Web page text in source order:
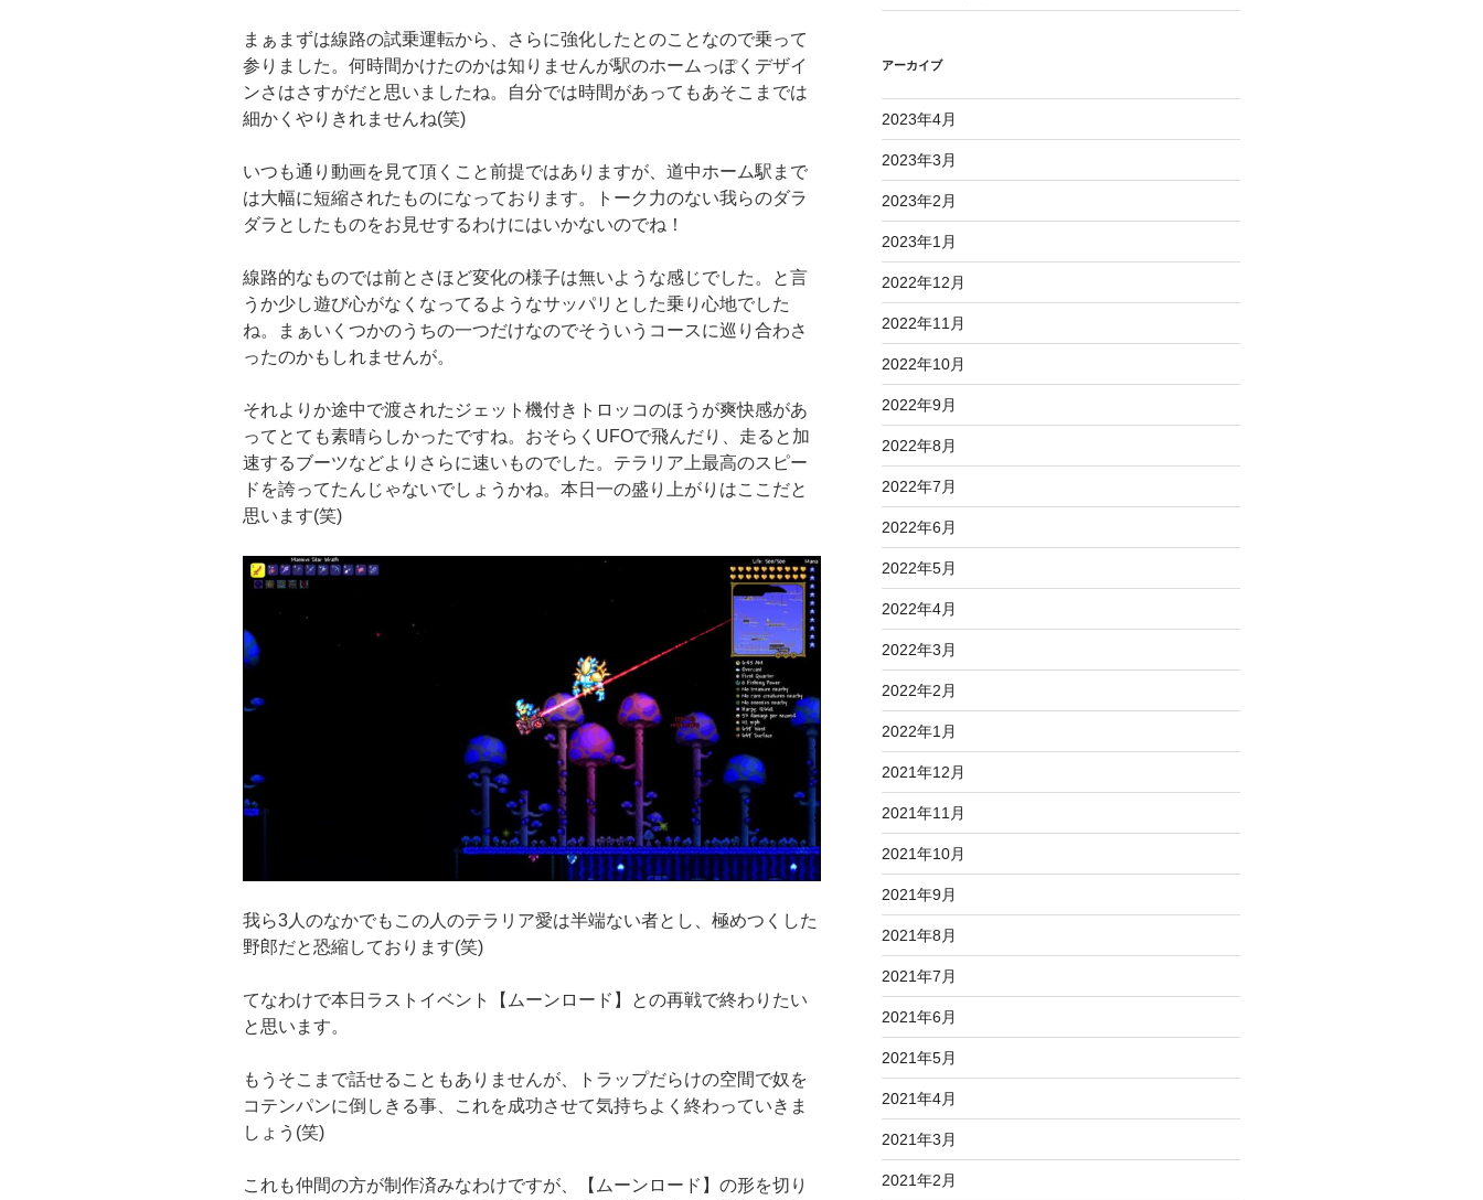
まぁまずは線路の試乗運転から、さらに強化したとのことなので乗って
参りました。何時間かけたのかは知りませんが駅のホームっぽくデザイ
ンさはさすがだと思いましたね。自分では時間があってもあそこまでは
細かくやりきれませんね(笑)
いつも通り動画を見て頂くこと前提ではありますが、道中ホーム駅まで
は大幅に短縮されたものになっております。トーク力のない我らのダラ
ダラとしたものをお見せするわけにはいかないのでね！
線路的なものでは前とさほど変化の様子は無いような感じでした。と言
うか少し遊び心がなくなってるようなサッパリとした乗り心地でした
ね。まぁいくつかのうちの一つだけなのでそういうコースに巡り合わさ
ったのかもしれませんが。
それよりか途中で渡されたジェット機付きトロッコのほうが爽快感があ
ってとても素晴らしかったですね。おそらくUFOで飛んだり、走ると加
速するブーツなどよりさらに速いものでした。テラリア上最高のスピー
ドを誇ってたんじゃないでしょうかね。本日一の盛り上がりはここだと
思います(笑)
我ら3人のなかでもこの人のテラリア愛は半端ない者とし、極めつくした
野郎だと恐縮しております(笑)
てなわけで本日ラストイベント【ムーンロード】との再戦で終わりたい
と思います。
もうそこまで話せることもありませんが、トラップだらけの空間で奴を
コテンパンに倒しきる事、これを成功させて気持ちよく終わっていきま
しょう(笑)
これも仲間の方が制作済みなわけですが、【ムーンロード】の形を切り
アーカイブ
2023年4月
2023年3月
2023年2月
2023年1月
2022年12月
2022年11月
2022年10月
2022年9月
2022年8月
2022年7月
2022年6月
2022年5月
2022年4月
2022年3月
2022年2月
2022年1月
2021年12月
2021年11月
2021年10月
2021年9月
2021年8月
2021年7月
2021年6月
2021年5月
2021年4月
2021年3月
2021年2月